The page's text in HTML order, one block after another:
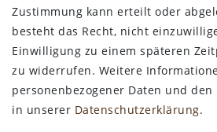
Kontakt
Zahlungsarten
Versand & Lieferzeit
Newsletter-Anmeldung
Kostengünstige Ledermuster
Zustimmung kann erteilt oder
besteht das Recht, nicht
Einwilligung zu einem späteren
zu widerrufen. Weitere
personenbezogener Daten und
in unserer Daten­schutz­erklärung.